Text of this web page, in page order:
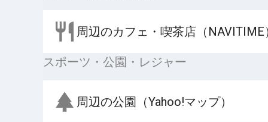
周辺のカフェ・喫茶店（NAVITIME
スポーツ・公園・レジャー
周辺の公園（Yahoo!マップ）